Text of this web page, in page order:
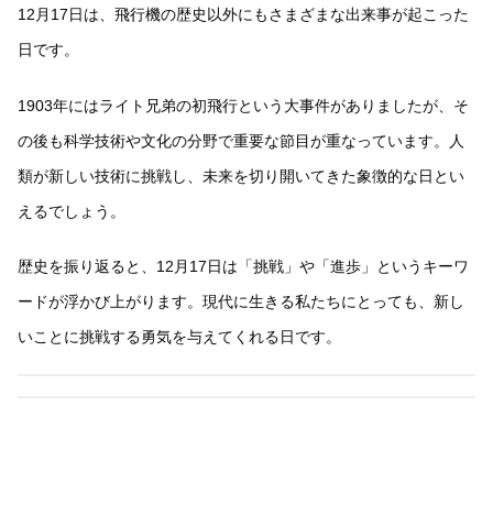
12月17日は、飛行機の歴史以外にもさまざまな出来事が起こった
日です。
1903年にはライト兄弟の初飛行という大事件がありましたが、そ
の後も科学技術や文化の分野で重要な節目が重なっています。人
類が新しい技術に挑戦し、未来を切り開いてきた象徴的な日とい
えるでしょう。
歴史を振り返ると、12月17日は「挑戦」や「進歩」というキーワ
ードが浮かび上がります。現代に生きる私たちにとっても、新し
いことに挑戦する勇気を与えてくれる日です。